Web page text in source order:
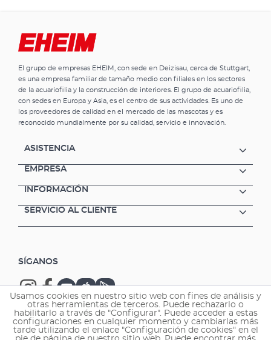
El grupo de empresas EHEIM, con sede en Deizisau, cerca de Stuttgart,
es una empresa familiar de tamaño medio con filiales en los sectores
de la acuariofilia y la construcción de interiores. El grupo de acuariofilia,
con sedes en Europa y Asia, es el centro de sus actividades. Es uno de
los proveedores de calidad en el mercado de las mascotas y es
reconocido mundialmente por su calidad, servicio e innovación.
ASISTENCIA
EMPRESA
INFORMACIÓN
SERVICIO AL CLIENTE
SÍGANOS
Copyright © 2026 EHEIM GmbH & Co. KG.
Usamos cookies en nuestro sitio web con fines de análisis y
otras herramientas de terceros. Puede rechazarlo o
habilitarlo a través de "Configurar". Puede acceder a estas
configuraciones en cualquier momento y cambiarlas más
tarde utilizando el enlace "Configuración de cookies" en el